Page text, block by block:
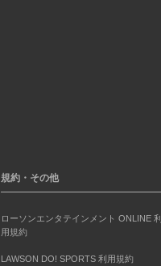
規約・その他
ローソンエンタテインメント ONLINE 利
用規約
LAWSON DO! SPORTS 利用規約